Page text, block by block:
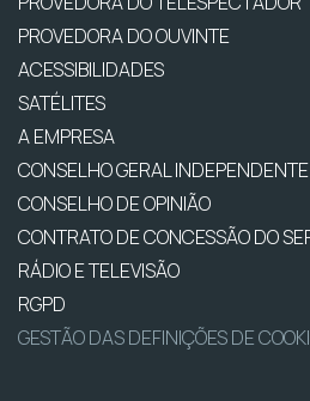
PROVEDORA DO OUVINTE
ACESSIBILIDADES
SATÉLITES
A EMPRESA
CONSELHO GERAL INDEPENDENTE
CONSELHO DE OPINIÃO
CONTRATO DE CONCESSÃO DO
RÁDIO E TELEVISÃO
RGPD
GESTÃO DAS DEFINIÇÕES DE